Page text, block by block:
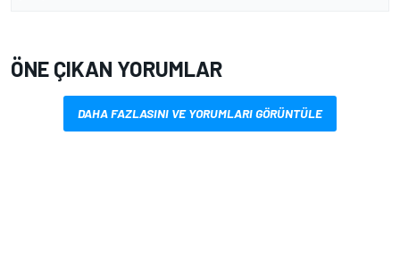
ÖNE ÇIKAN YORUMLAR
DAHA FAZLASINI VE YORUMLARI GÖRÜNTÜLE